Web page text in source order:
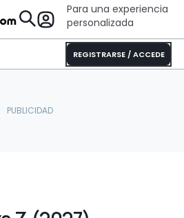
Para una experiencia
personalizada
REGISTRARSE / ACCEDE